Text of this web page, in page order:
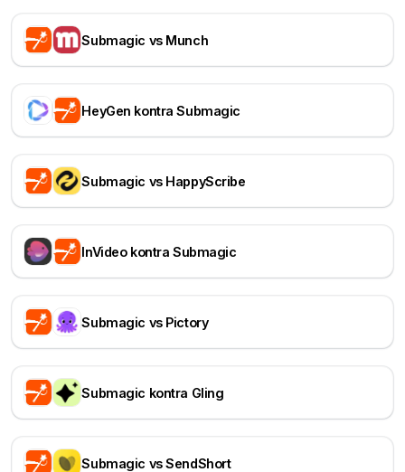
Submagic vs Munch
HeyGen kontra Submagic
Submagic vs HappyScribe
InVideo kontra Submagic
Submagic vs Pictory
Submagic kontra Gling
Submagic vs SendShort